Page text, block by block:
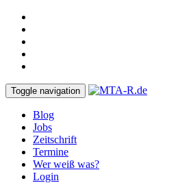
Toggle navigation
Blog
Jobs
Zeitschrift
Termine
Wer weiß was?
Login